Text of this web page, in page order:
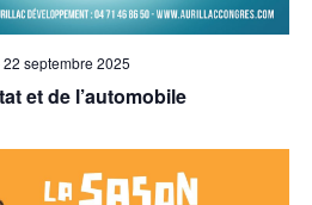
et de l’automobile
22 septembre 2025